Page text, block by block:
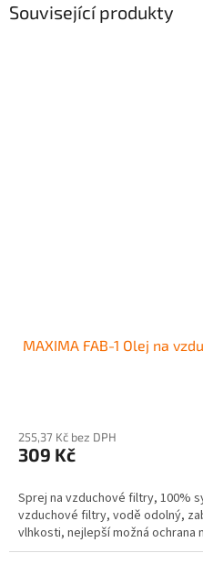
Související produkty
MAXIMA FAB-1 Olej na
255,37 Kč bez DPH
309 Kč
Sprej na vzduchové filtry, 100%
vzduchové filtry, vodě odolný,
vlhkosti, nejlepší možná ochrana